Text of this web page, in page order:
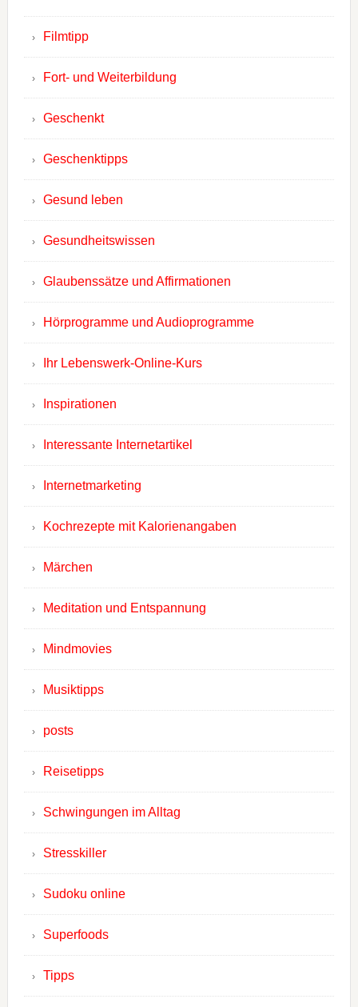
Filmtipp
Fort- und Weiterbildung
Geschenkt
Geschenktipps
Gesund leben
Gesundheitswissen
Glaubenssätze und Affirmationen
Hörprogramme und Audioprogramme
Ihr Lebenswerk-Online-Kurs
Inspirationen
Interessante Internetartikel
Internetmarketing
Kochrezepte mit Kalorienangaben
Märchen
Meditation und Entspannung
Mindmovies
Musiktipps
posts
Reisetipps
Schwingungen im Alltag
Stresskiller
Sudoku online
Superfoods
Tipps